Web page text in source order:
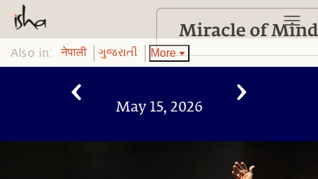
Also in: नेपाली ગુજરાતી More
May 15, 2026